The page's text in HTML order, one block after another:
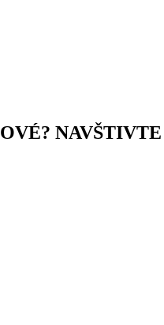
NAVŠTIVTE